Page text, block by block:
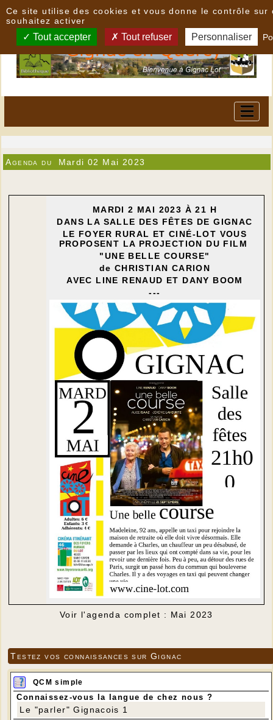
Agenda du Mardi 02 Mai 2023
MARDI 2 MAI 2023 À 21 H
DANS LA SALLE DES FÊTES DE GIGNAC
LE FOYER RURAL ET CINÉ-LOT VOUS
PROPOSENT LA PROJECTION DU FILM
"UNE BELLE COURSE"
de CHRISTIAN CARION
AVEC LINE RENAUD ET DANY BOOM
---
Voir l'agenda complet : Mai 2023
Testez vos connaissances sur Gignac
QCM simple
Connaissez-vous la langue de chez nous ?
Le "parler" Gignacois 1
Ce site utilise des cookies et vous donne le contrôle sur
souhaitez activer
Tout accepter Tout refuser Personnaliser